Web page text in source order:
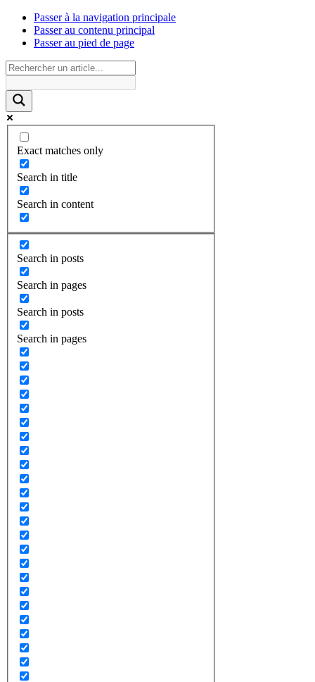
Passer à la navigation principale
Passer au contenu principal
Passer au pied de page
Exact matches only
Search in title
Search in content
Search in posts
Search in pages
Search in posts
Search in pages